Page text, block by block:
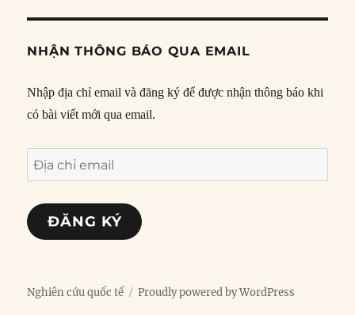
NHẬN THÔNG BÁO QUA EMAIL
Nhập địa chỉ email và đăng ký để được nhận thông báo khi
có bài viết mới qua email.
Địa
chỉ
email
ĐĂNG KÝ
Nghiên cứu quốc tế Proudly powered by WordPress